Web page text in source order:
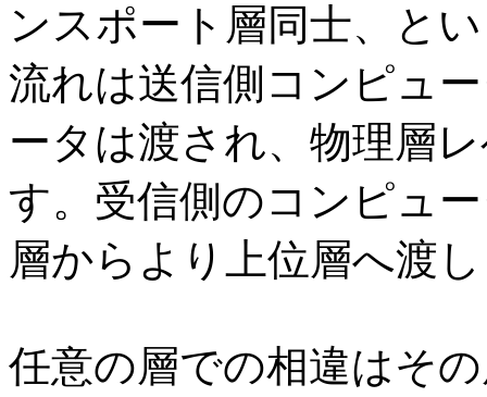
ンスポート層同士、と
流れは送信側コンピュ
ータは渡され、物理層
す。受信側のコンピュ
層からより上位層へ渡
任意の層での相違はそ